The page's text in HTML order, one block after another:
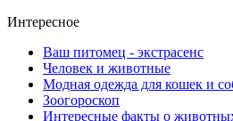
Интересное
Ваш питомец - экстрасенс
Человек и животные
Модная одежда для кошек и
Зоогороскоп
Интересные факты о